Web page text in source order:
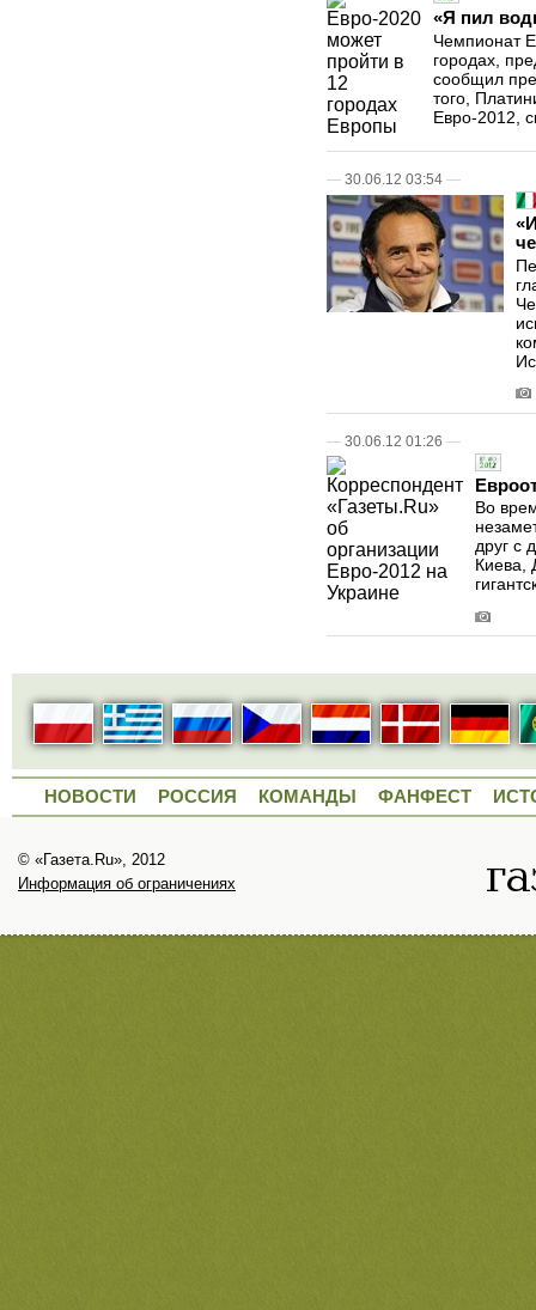
«Я пил
Чемпионат
городах,
сообщил
того,
Евро-2012,
— 30.06.12 03:54 —
— 30.06.12 01:26 —
Во
друг с
Киева,
НОВОСТИ РОССИЯ КОМАНДЫ ФАНФЕСТ
© «Газета.Ru», 2012
Информация об ограничениях